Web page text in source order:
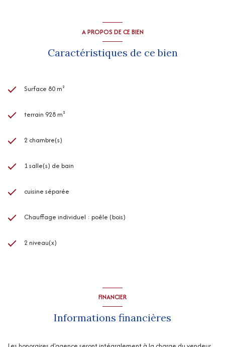
A PROPOS DE CE BIEN
Caractéristiques de ce bien
Surface 80 m²
terrain 928 m²
2 chambre(s)
1 salle(s) de bain
cuisine séparée
Chauffage individuel : poêle (bois)
2 niveau(x)
FINANCIER
Informations financières